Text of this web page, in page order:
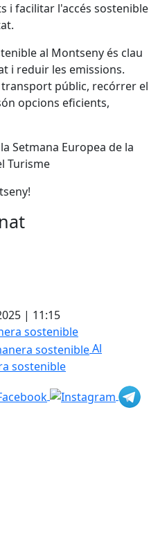
i facilitar l'accés sostenible
al Montseny és clau
i reduir les emissions.
públic, recórrer el
opcions eficients,
Setmana Europea de la
Turisme
| 11:15
sostenible
Al
sostenible